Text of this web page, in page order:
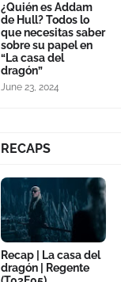
¿Quién es Addam
de Hull? Todos lo
que necesitas saber
sobre su papel en
“La casa del
dragón”
June 23, 2024
RECAPS
Recap | La casa del
dragón | Regente